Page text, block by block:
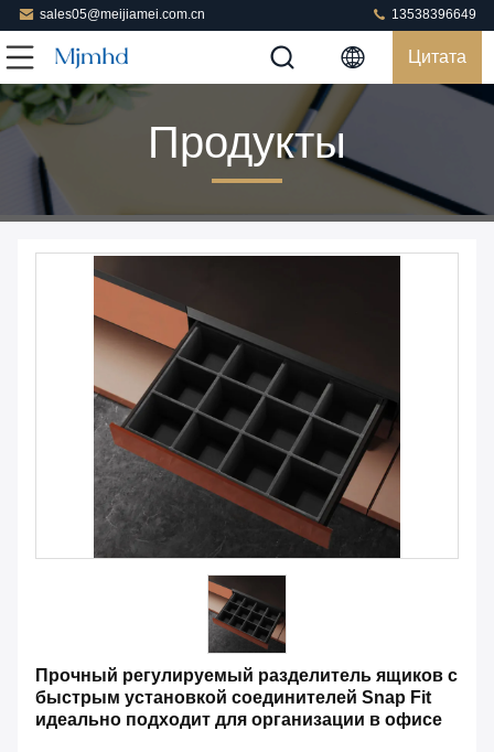
sales05@meijiamei.com.cn 13538396649
Цитата
Продукты
Прочный регулируемый разделитель ящиков с
быстрым установкой соединителей Snap Fit
идеально подходит для организации в офисе